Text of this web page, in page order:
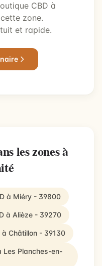
CBD à
zone.
et rapide.
les zones à
à Miéry - 39800
à Alièze - 39270
Châtillon - 39130
Les Planches-en-